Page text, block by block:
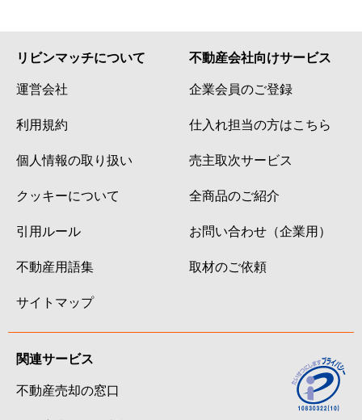
リビンマッチについて
運営会社
利用規約
個人情報の取り扱い
クッキーについて
引用ルール
不動産用語集
サイトマップ
不動産会社向けサービス
企業会員のご登録
仕入れ担当の方はこちら
売主取次サービス
全商品のご紹介
お問い合わせ（企業用）
取材のご依頼
関連サービス
不動産売却の窓口